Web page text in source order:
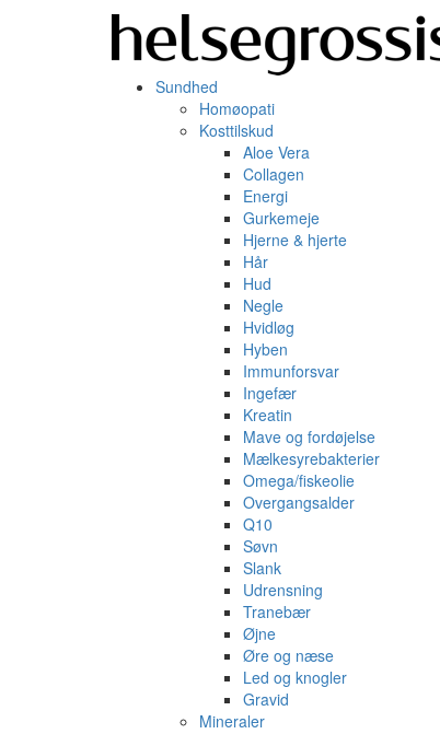
Sundhed
Homøopati
Kosttilskud
Aloe Vera
Collagen
Energi
Gurkemeje
Hjerne & hjerte
Hår
Hud
Negle
Hvidløg
Hyben
Immunforsvar
Ingefær
Kreatin
Mave og fordøjelse
Mælkesyrebakterier
Omega/fiskeolie
Overgangsalder
Q10
Søvn
Slank
Udrensning
Tranebær
Øjne
Øre og næse
Led og knogler
Gravid
Mineraler